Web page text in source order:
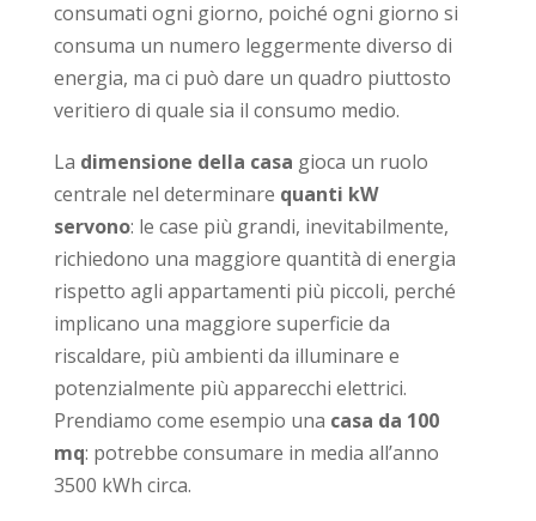
consumati ogni giorno, poiché ogni giorno si
consuma un numero leggermente diverso di
energia, ma ci può dare un quadro piuttosto
veritiero di quale sia il consumo medio.
La dimensione della casa gioca un ruolo
centrale nel determinare quanti kW
servono: le case più grandi, inevitabilmente,
richiedono una maggiore quantità di energia
rispetto agli appartamenti più piccoli, perché
implicano una maggiore superficie da
riscaldare, più ambienti da illuminare e
potenzialmente più apparecchi elettrici.
Prendiamo come esempio una casa da 100
mq: potrebbe consumare in media all’anno
3500 kWh circa.